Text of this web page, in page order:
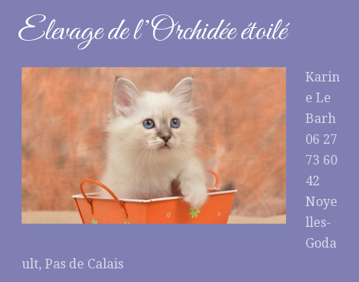
Elevage de l’Orchidée étoilé
Karin
e Le
Barh
06 27
73 60
42
Noye
lles-
Goda
ult, Pas de Calais